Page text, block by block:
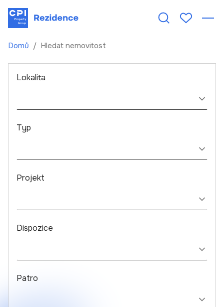
Domů Hledat nemovitost
Lokalita
Typ
Projekt
Dispozice
Patro